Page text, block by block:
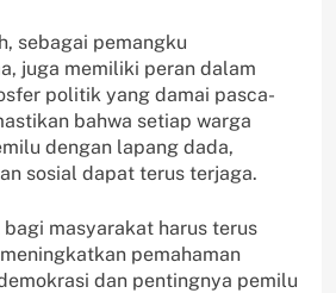
sebagai pemangku
juga memiliki peran dalam
politik yang damai pasca-
bahwa setiap warga
dengan lapang dada,
sosial dapat terus terjaga.
masyarakat harus terus
pemahaman
dan pentingnya pemilu